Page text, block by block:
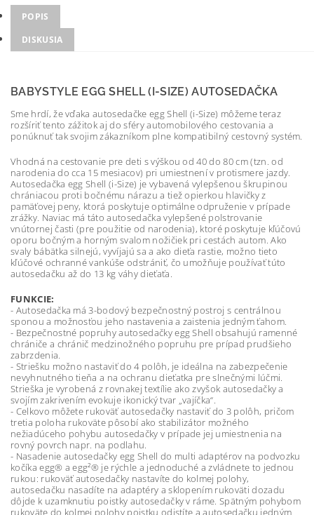
POPIS
DISKUSIA
BABYSTYLE EGG SHELL (I-SIZE) AUTOSEDAČKA
Sme hrdí, že vďaka autosedačke egg Shell (i-Size) môžeme teraz
rozšíriť tento zážitok aj do sféry automobilového cestovania a
ponúknuť tak svojim zákazníkom plne kompatibilný cestovný systém.
Vhodná na cestovanie pre deti s výškou od 40 do 80 cm (tzn. od
narodenia do cca 15 mesiacov) pri umiestnení v protismere jazdy.
Autosedačka egg Shell (i-Size) je vybavená vylepšenou škrupinou
chrániacou proti bočnému nárazu a tiež opierkou hlavičky z
pamäťovej peny, ktorá poskytuje optimálne odpruženie v prípade
zrážky. Naviac má táto autosedačka vylepšené polstrovanie
vnútornej časti (pre použitie od narodenia), ktoré poskytuje kľúčovú
oporu bočným a horným svalom nožičiek pri cestách autom. Ako
svaly bábätka silnejú, vyvíjajú sa a ako dieťa rastie, možno tieto
kľúčové ochranné vankúše odstrániť, čo umožňuje používať túto
autosedačku až do 13 kg váhy dieťaťa.
FUNKCIE:
- Autosedačka má 3-bodový bezpečnostný postroj s centrálnou
sponou a možnosťou jeho nastavenia a zaistenia jedným ťahom.
- Bezpečnostné popruhy autosedačky egg Shell obsahujú ramenné
chrániče a chránič medzinožného popruhu pre prípad prudšieho
zabrzdenia.
- Striešku možno nastaviť do 4 polôh, je ideálna na zabezpečenie
nevyhnutného tieňa a na ochranu dieťatka pre slnečnými lúčmi.
Strieška je vyrobená z rovnakej textílie ako zvyšok autosedačky a
svojím zakrivením evokuje ikonický tvar „vajíčka“.
- Celkovo môžete rukoväť autosedačky nastaviť do 3 polôh, pričom
tretia poloha rukoväte pôsobí ako stabilizátor možného
nežiadúceho pohybu autosedačky v prípade jej umiestnenia na
rovný povrch napr. na podlahu.
- Nasadenie autosedačky egg Shell do multi adaptérov na podvozku
kočíka egg® a egg²® je rýchle a jednoduché a zvládnete to jednou
rukou: rukoväť autosedačky nastavíte do kolmej polohy,
autosedačku nasadíte na adaptéry a sklopením rukoväti dozadu
dôjde k uzamknutiu poistky autosedačky v ráme. Spätným pohybom
rukoväte do kolmej polohy poistku odistíte a autosedačku jedným